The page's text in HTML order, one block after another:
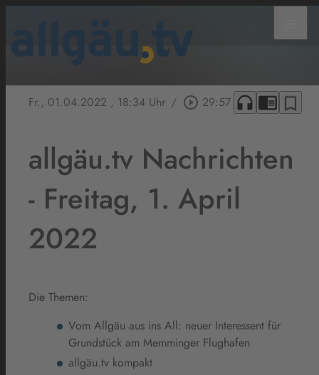
Fr., 01.04.2022 , 18:34 Uhr / play_circle_outline 29:57 headphones chrome_reader_mode bookmark_border
allgäu.tv Nachrichten
- Freitag, 1. April
2022
Die Themen:
Vom Allgäu aus ins All: neuer Interessent für
Grundstück am Memminger Flughafen
allgäu.tv kompakt